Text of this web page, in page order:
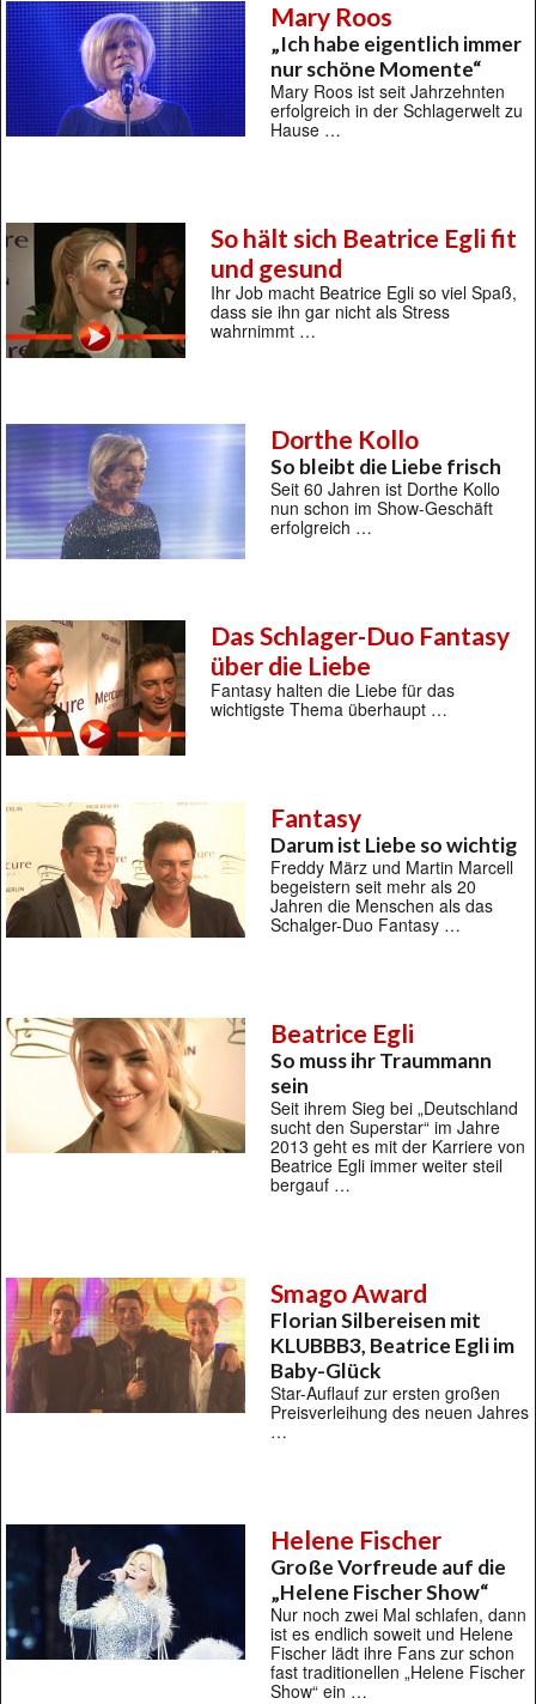
Mary Roos
„Ich habe eigentlich immer
nur schöne Momente“
Mary Roos ist seit Jahrzehnten
erfolgreich in der Schlagerwelt zu
Hause …
So hält sich Beatrice Egli fit
und gesund
Ihr Job macht Beatrice Egli so viel Spaß,
dass sie ihn gar nicht als Stress
wahrnimmt …
Dorthe Kollo
So bleibt die Liebe frisch
Seit 60 Jahren ist Dorthe Kollo
nun schon im Show-Geschäft
erfolgreich …
Das Schlager-Duo Fantasy
über die Liebe
Fantasy halten die Liebe für das
wichtigste Thema überhaupt …
Fantasy
Darum ist Liebe so wichtig
Freddy März und Martin Marcell
begeistern seit mehr als 20
Jahren die Menschen als das
Schalger-Duo Fantasy …
Beatrice Egli
So muss ihr Traummann
sein
Seit ihrem Sieg bei „Deutschland
sucht den Superstar“ im Jahre
2013 geht es mit der Karriere von
Beatrice Egli immer weiter steil
bergauf …
Smago Award
Florian Silbereisen mit
KLUBBB3, Beatrice Egli im
Baby-Glück
Star-Auflauf zur ersten großen
Preisverleihung des neuen Jahres
…
Helene Fischer
Große Vorfreude auf die
„Helene Fischer Show“
Nur noch zwei Mal schlafen, dann
ist es endlich soweit und Helene
Fischer lädt ihre Fans zur schon
fast traditionellen „Helene Fischer
Show“ ein …